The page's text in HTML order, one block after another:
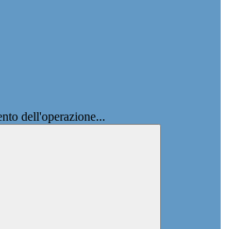
dell'operazione...